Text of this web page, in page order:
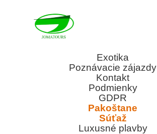
Exotika
Poznávacie zájazdy
Kontakt
Podmienky
GDPR
Pakoštane
Súťaž
Luxusné plavby